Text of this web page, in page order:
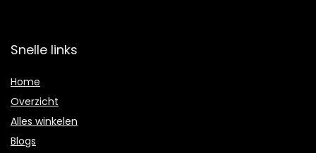
Snelle links
Home
Overzicht
Alles winkelen
Blogs